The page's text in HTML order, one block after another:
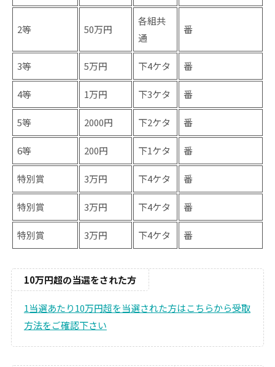
2等 50万円
各組共
通
番
3等 5万円 下4ケタ 番
4等 1万円 下3ケタ 番
5等 2000円 下2ケタ 番
6等 200円 下1ケタ 番
特別賞 3万円 下4ケタ 番
特別賞 3万円 下4ケタ 番
特別賞 3万円 下4ケタ 番
10万円超の当選をされた方
1当選あたり10万円超を当選された方はこちらから受取
方法をご確認下さい